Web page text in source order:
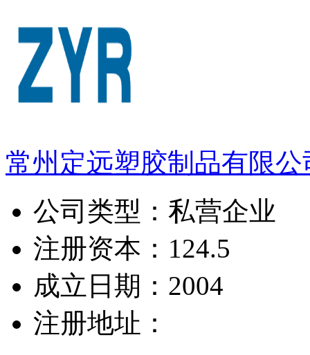
常州定远塑胶制品有限公
公司类型： 私营企业
注册资本： 124.5
成立日期： 2004
注册地址：